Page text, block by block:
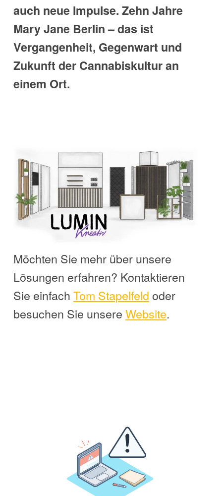
auch neue Impulse. Zehn Jahre
Mary Jane Berlin – das ist
Vergangenheit, Gegenwart und
Zukunft der Cannabiskultur an
einem Ort.
Möchten Sie mehr über unsere
Lösungen erfahren? Kontaktieren
Sie einfach Tom Stapelfeld oder
besuchen Sie unsere Website.